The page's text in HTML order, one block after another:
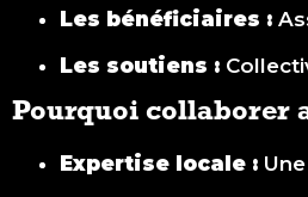
Les bénéficiaires :
Les soutiens :
Pourquoi collaborer
Expertise locale :